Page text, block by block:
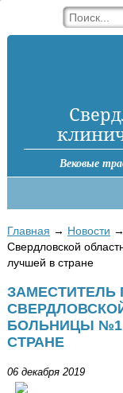
Вековые
Главная → Новости →
Свердловской
лучшей в стране
ЗАМЕСТИТЕЛЬ
БОЛЬНИЦЫ №1
СТРАНЕ
06 декабря 2019